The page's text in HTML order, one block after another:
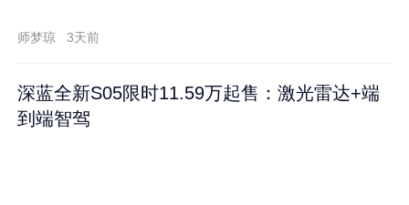
师梦琼 3天前
深蓝全新S05限时11.59万起售：激光雷达+端
到端智驾